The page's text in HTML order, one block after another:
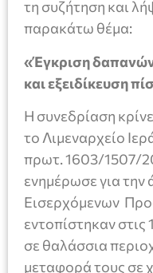
τη συζήτηση και
παρακάτω θέμα:
«Έγκριση
και εξειδίκευση
Η συνεδρίαση
το Λιμεναρχείο
πρωτ. 1603/1507/
ενημέρωσε για
Εισερχόμενων
εντοπίστηκαν
σε θαλάσσια
μεταφορά τους σε